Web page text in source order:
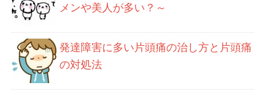
メンや美人が多い？～
発達障害に多い片頭痛の治し方と片頭痛
の対処法